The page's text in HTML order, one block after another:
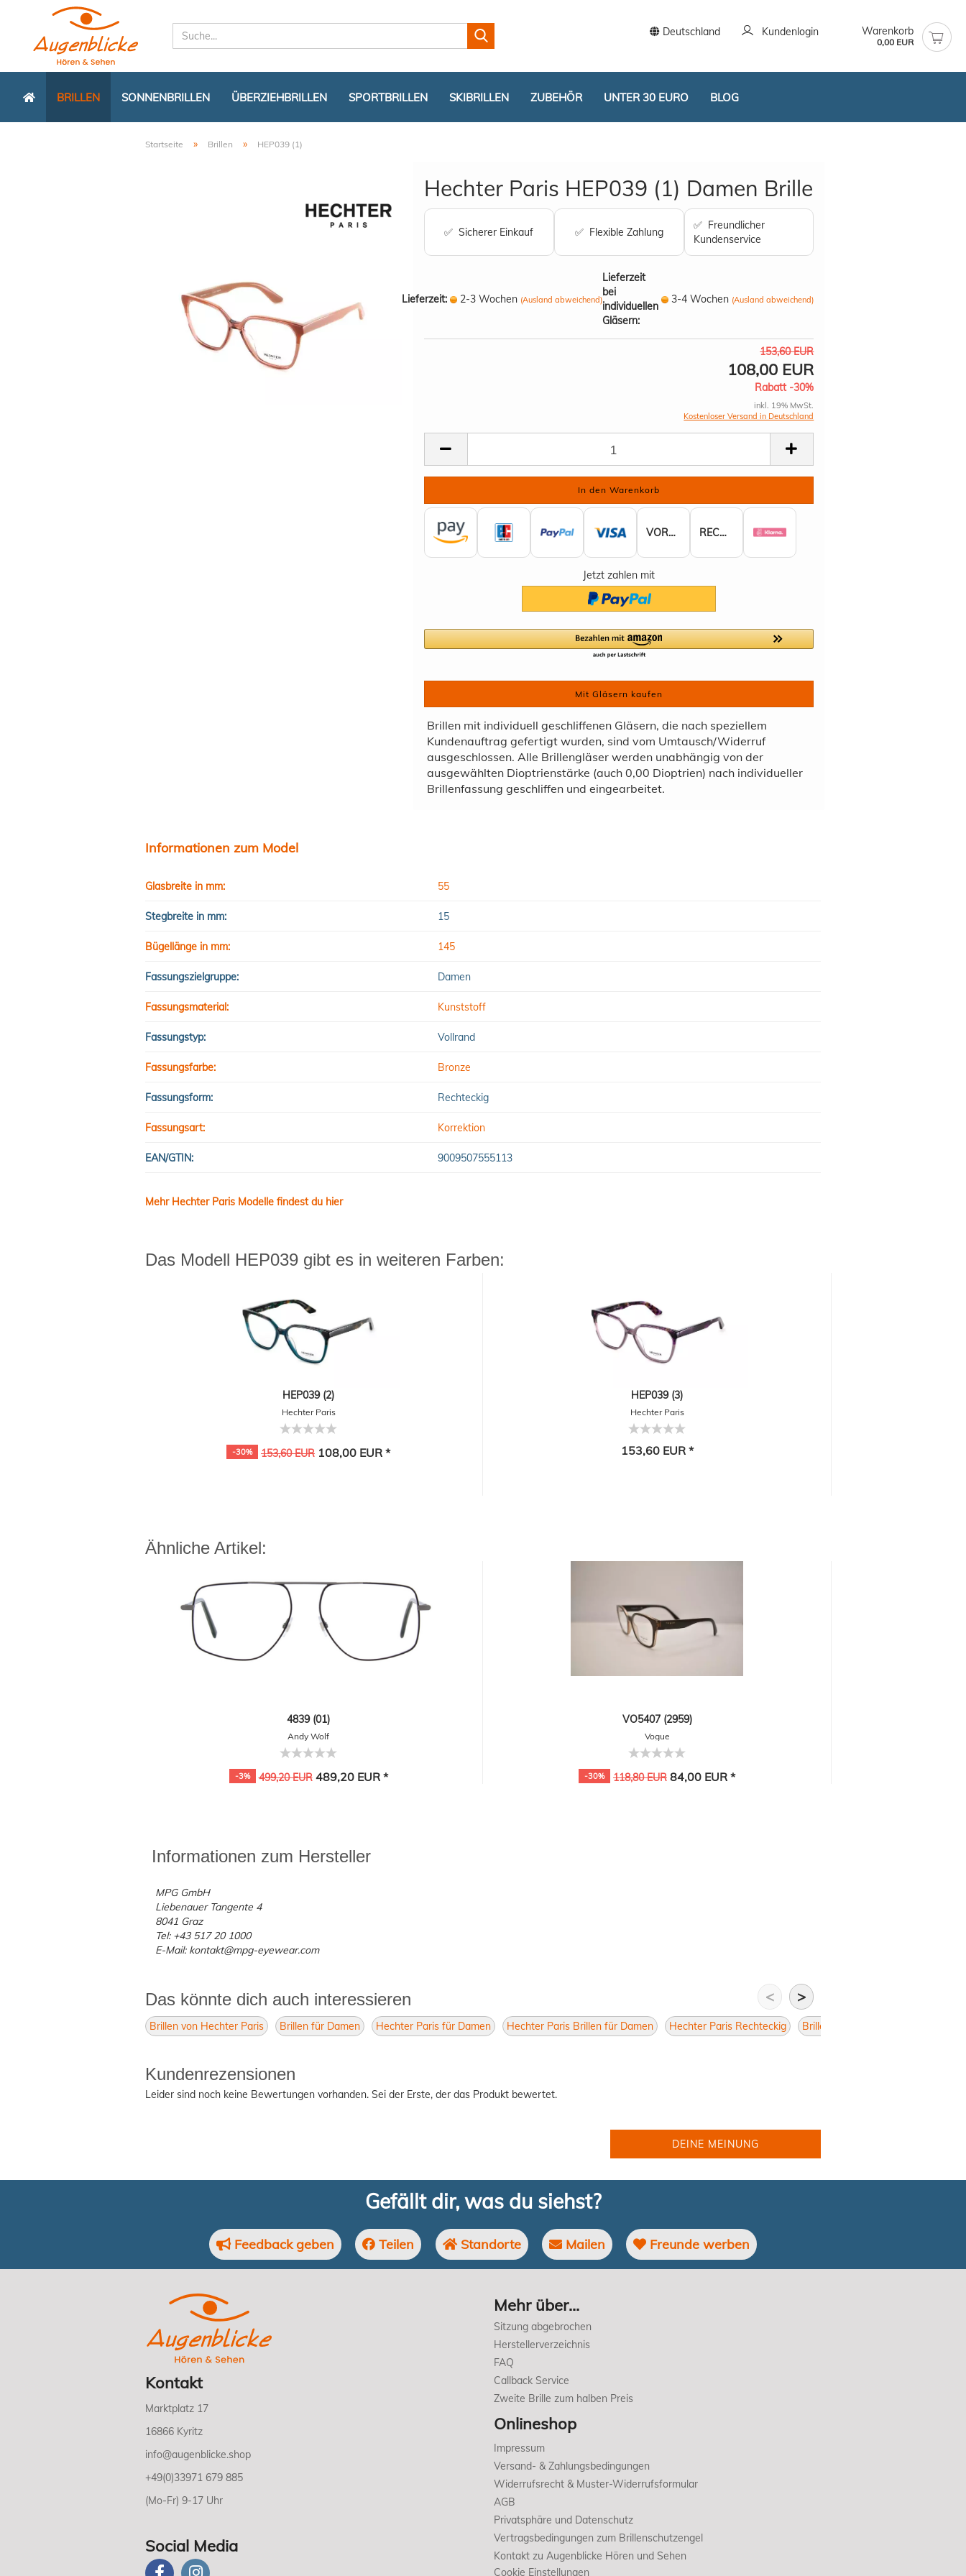
Deutschland
Lieferland
Kundenlogin
Konto erstellen
Warenkorb
0,00 EUR
BRILLEN SONNENBRILLEN ÜBERZIEHBRILLEN SPORTBRILLEN SKIBRILLEN ZUBEHÖR UNTER 30 EURO BLOG
Startseite » Brillen » HEP039 (1)
Hechter Paris HEP039 (1) Damen Brille
✅ Sicherer Einkauf ✅ Flexible Zahlung
✅ Freundlicher
Kundenservice
Lieferzeit: 2-3 Wochen (Ausland abweichend)
Lieferzeit
bei
individuellen
Gläsern:
3-4 Wochen (Ausland abweichend)
153,60 EUR
108,00 EUR
Rabatt -30%
inkl. 19% MwSt.
Kostenloser Versand in Deutschland
VORKASSE RECHNUNG
Jetzt zahlen mit
Mit Gläsern kaufen
Brillen mit individuell geschliffenen Gläsern, die nach speziellem
Kundenauftrag gefertigt wurden, sind vom Umtausch/Widerruf
ausgeschlossen. Alle Brillengläser werden unabhängig von der
ausgewählten Dioptrienstärke (auch 0,00 Dioptrien) nach individueller
Brillenfassung geschliffen und eingearbeitet.
Informationen zum Model
Glasbreite in mm: 55
Stegbreite in mm: 15
Bügellänge in mm: 145
Fassungszielgruppe: Damen
Fassungsmaterial: Kunststoff
Fassungstyp: Vollrand
Fassungsfarbe: Bronze
Fassungsform: Rechteckig
Fassungsart: Korrektion
EAN/GTIN: 9009507555113
Mehr Hechter Paris Modelle findest du hier
Das Modell HEP039 gibt es in weiteren Farben:
HEP039 (2)
Hechter Paris
-30% 153,60 EUR 108,00 EUR *
HEP039 (3)
Hechter Paris
153,60 EUR *
Ähnliche Artikel:
4839 (01)
Andy Wolf
-3% 499,20 EUR489,20 EUR *
VO5407 (2959)
Vogue
-30% 118,80 EUR 84,00 EUR *
Informationen zum Hersteller
MPG GmbH
Liebenauer Tangente 4
8041 Graz
Tel: +43 517 20 1000
E-Mail: kontakt@mpg-eyewear.com
Das könnte dich auch interessieren < >
Brillen von Hechter Paris Brillen für Damen Hechter Paris für Damen Hechter Paris Brillen für Damen Hechter Paris Rechteckig Brillen Rechteckig
Kundenrezensionen
Leider sind noch keine Bewertungen vorhanden. Sei der Erste, der das Produkt bewertet.
DEINE MEINUNG
Gefällt dir, was du siehst?
Feedback geben Teilen Standorte Mailen Freunde werben
Kontakt
Marktplatz 17
16866 Kyritz
info@augenblicke.shop
+49(0)33971 679 885
(Mo-Fr) 9-17 Uhr
Social Media
Mehr über...
Sitzung abgebrochen
Herstellerverzeichnis
FAQ
Callback Service
Zweite Brille zum halben Preis
Onlineshop
Impressum
Versand- & Zahlungsbedingungen
Widerrufsrecht & Muster-Widerrufsformular
AGB
Privatsphäre und Datenschutz
Vertragsbedingungen zum Brillenschutzengel
Kontakt zu Augenblicke Hören und Sehen
Cookie Einstellungen